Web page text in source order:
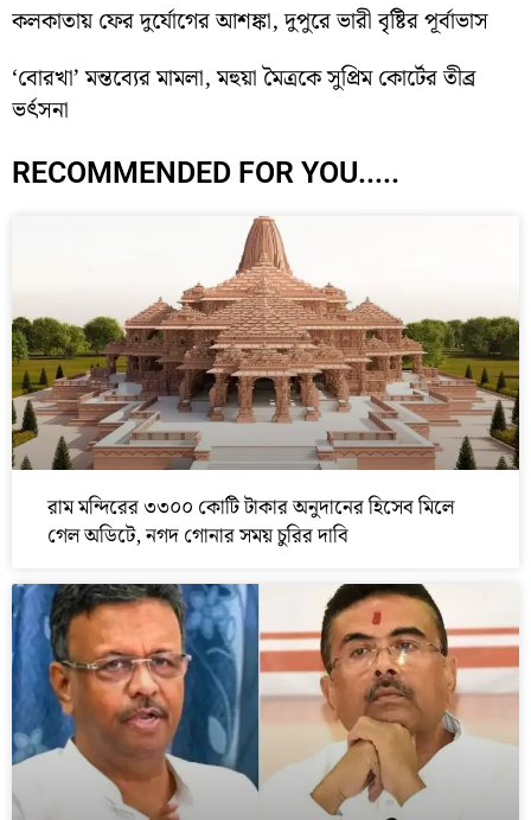
কলকাতায় ফের দুর্যোগের আশঙ্কা, দুপুরে ভারী বৃষ্টির পূর্বাভাস
‘বোরখা’ মন্তব্যের মামলা, মহুয়া মৈত্রকে সুপ্রিম কোর্টের তীব্র
ভর্ৎসনা
RECOMMENDED FOR YOU.....
রাম মন্দিরের ৩৩০০ কোটি টাকার অনুদানের হিসেব মিলে
গেল অডিটে, নগদ গোনার সময় চুরির দাবি